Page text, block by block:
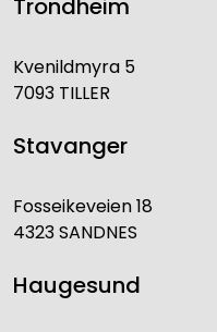
Trondheim
Kvenildmyra 5
7093 TILLER
Stavanger
Fosseikeveien 18
4323 SANDNES
Haugesund